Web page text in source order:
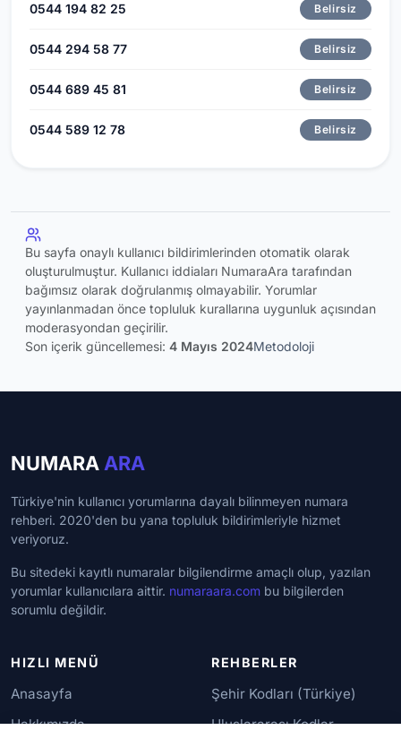
0544 194 82 25 Belirsiz
0544 294 58 77 Belirsiz
0544 689 45 81 Belirsiz
0544 589 12 78 Belirsiz
Bu sayfa onaylı kullanıcı bildirimlerinden otomatik olarak
oluşturulmuştur. Kullanıcı iddiaları NumaraAra tarafından
bağımsız olarak doğrulanmış olmayabilir. Yorumlar
yayınlanmadan önce topluluk kurallarına uygunluk açısından
moderasyondan geçirilir.
Son içerik güncellemesi: 4 Mayıs 2024Metodoloji
NUMARA ARA
Türkiye'nin kullanıcı yorumlarına dayalı bilinmeyen numara
rehberi. 2020'den bu yana topluluk bildirimleriyle hizmet
veriyoruz.
Bu sitedeki kayıtlı numaralar bilgilendirme amaçlı olup, yazılan
yorumlar kullanıcılara aittir. numaraara.com bu bilgilerden
sorumlu değildir.
HIZLI MENÜ
Anasayfa
Hakkımızda
REHBERLER
Şehir Kodları (Türkiye)
Uluslararası Kodlar